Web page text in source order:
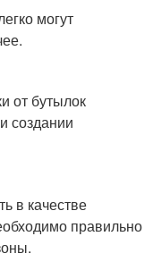
могут
от бутылок
создании
в качестве
правильно